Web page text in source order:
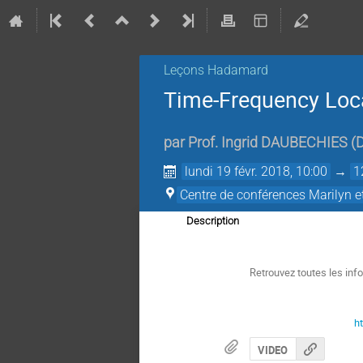
Leçons Hadamard
Time-Frequency
par Prof. Ingrid DAUBECHIES (
lundi 19 févr. 2018, 10:00 →
Centre de conférences Marilyn
Description
Retrouvez toutes les
VIDEO